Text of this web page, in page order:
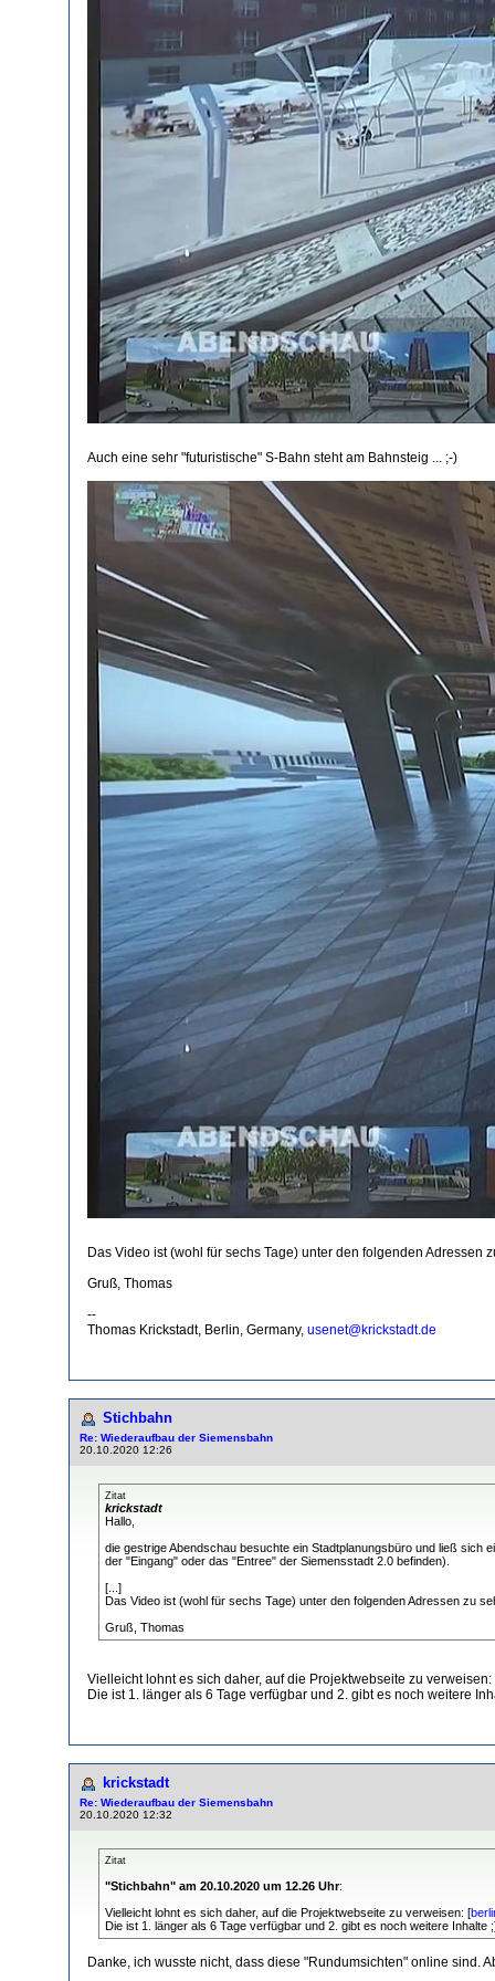
Auch eine sehr "futuristische" S-Bahn steht am Bahnsteig ... ;-)
Das Video ist (wohl für sechs Tage) unter den folgenden Adressen
Gruß, Thomas
--
Thomas Krickstadt, Berlin, Germany, usenet@krickstadt.de
Stichbahn
Re: Wiederaufbau der Siemensbahn
20.10.2020 12:26
Zitat
krickstadt
Hallo,
die gestrige Abendschau besuchte ein Stadtplanungsbüro und ließ sich
der "Eingang" oder das "Entree" der Siemensstadt 2.0 befinden).
[...]
Das Video ist (wohl für sechs Tage) unter den folgenden Adressen zu
Gruß, Thomas
Vielleicht lohnt es sich daher, auf die Projektwebseite zu verweisen:
Die ist 1. länger als 6 Tage verfügbar und 2. gibt es noch weitere
krickstadt
Re: Wiederaufbau der Siemensbahn
20.10.2020 12:32
Zitat
"Stichbahn" am 20.10.2020 um 12.26 Uhr:
Vielleicht lohnt es sich daher, auf die Projektwebseite zu verweisen: [
Die ist 1. länger als 6 Tage verfügbar und 2. gibt es noch weitere Inhalte
Danke, ich wusste nicht, dass diese "Rundumsichten" online sind.